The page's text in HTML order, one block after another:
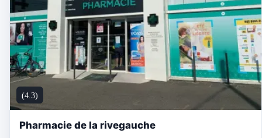
(4.3)
Pharmacie de la rivegauche